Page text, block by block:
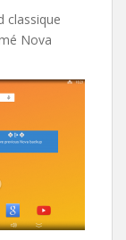
classique
Nova